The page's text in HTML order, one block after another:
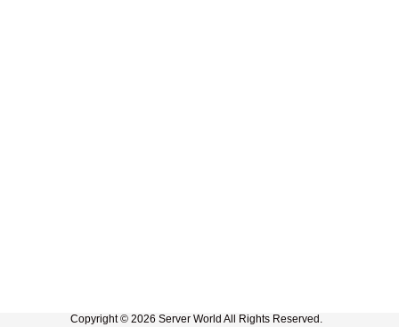
Copyright © 2026 Server World All Rights Reserved.